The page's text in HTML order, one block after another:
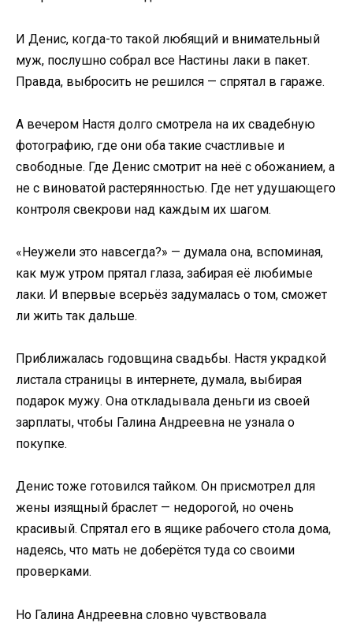
И Денис, когда-то такой любящий и внимательный
муж, послушно собрал все Настины лаки в пакет.
Правда, выбросить не решился — спрятал в гараже.
А вечером Настя долго смотрела на их свадебную
фотографию, где они оба такие счастливые и
свободные. Где Денис смотрит на неё с обожанием, а
не с виноватой растерянностью. Где нет удушающего
контроля свекрови над каждым их шагом.
«Неужели это навсегда?» — думала она, вспоминая,
как муж утром прятал глаза, забирая её любимые
лаки. И впервые всерьёз задумалась о том, сможет
ли жить так дальше.
Приближалась годовщина свадьбы. Настя украдкой
листала страницы в интернете, думала, выбирая
подарок мужу. Она откладывала деньги из своей
зарплаты, чтобы Галина Андреевна не узнала о
покупке.
Денис тоже готовился тайком. Он присмотрел для
жены изящный браслет — недорогой, но очень
красивый. Спрятал его в ящике рабочего стола дома,
надеясь, что мать не доберётся туда со своими
проверками.
Но Галина Андреевна словно чувствовала